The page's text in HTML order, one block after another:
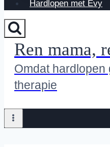
Hardlopen met Evy
Ren mama,
Omdat
therapie